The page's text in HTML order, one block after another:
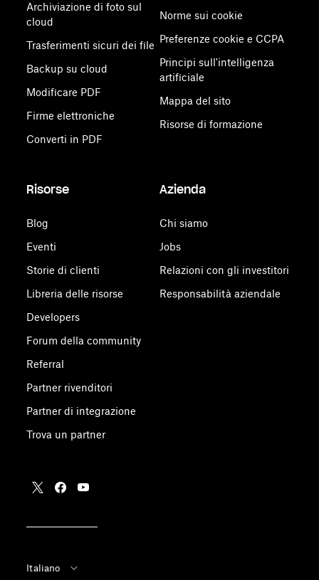
Archiviazione di foto sul
cloud
Trasferimenti sicuri dei file
Backup su cloud
Modificare PDF
Firme elettroniche
Converti in PDF
Norme sui cookie
Preferenze cookie e CCPA
Principi sull'intelligenza
artificiale
Mappa del sito
Risorse di formazione
Risorse
Blog
Eventi
Storie di clienti
Libreria delle risorse
Developers
Forum della community
Referral
Partner rivenditori
Partner di integrazione
Trova un partner
Azienda
Chi siamo
Jobs
Relazioni con gli investitori
Responsabilità aziendale
Italiano